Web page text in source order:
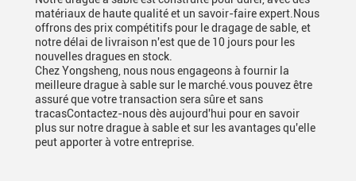
matériaux de haute qualité et un savoir-faire expert.Nous
offrons des prix compétitifs pour le dragage de sable, et
notre délai de livraison n'est que de 10 jours pour les
nouvelles dragues en stock.
Chez Yongsheng, nous nous engageons à fournir la
meilleure drague à sable sur le marché.vous pouvez être
assuré que votre transaction sera sûre et sans
tracasContactez-nous dès aujourd'hui pour en savoir
plus sur notre drague à sable et sur les avantages qu'elle
peut apporter à votre entreprise.